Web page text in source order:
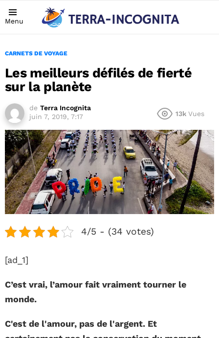
Menu
CARNETS DE VOYAGE
Les meilleurs défilés de fierté
sur la planète
de Terra Incognita
juin 7, 2019, 7:17
13k Vues
4/5 - (34 votes)
[ad_1]
C’est vrai, l’amour fait vraiment tourner le
monde.
C'est de l'amour, pas de l'argent. Et